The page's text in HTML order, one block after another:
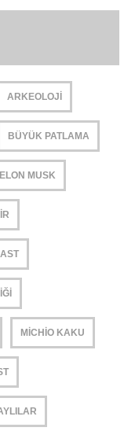
ARKEOLOJI
BÜYÜK PATLAMA
ELON MUSK
MICHIO KAKU